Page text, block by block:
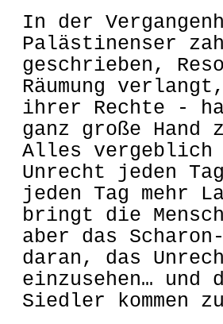
In der
Palästinenser
geschrieben,
Räumung
ihrer Rechte -
ganz große Hand
Alles
Unrecht jeden
jeden Tag mehr
bringt die
aber das
daran, das
einzusehen… und
Siedler kommen